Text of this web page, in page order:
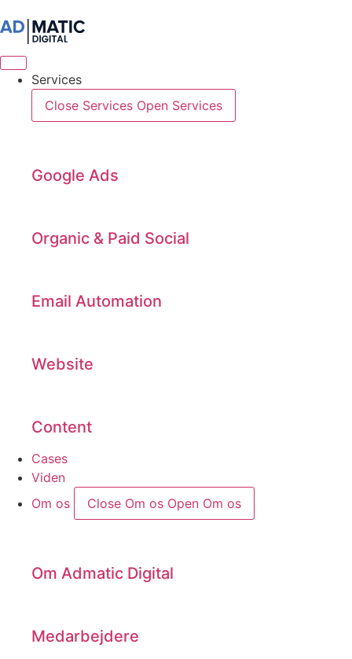
til
indhold
Services
Close Services Open Services
Google Ads
Organic & Paid Social
Email Automation
Website
Content
Cases
Viden
Om os
Close Om os Open Om os
Om Admatic Digital
Medarbejdere